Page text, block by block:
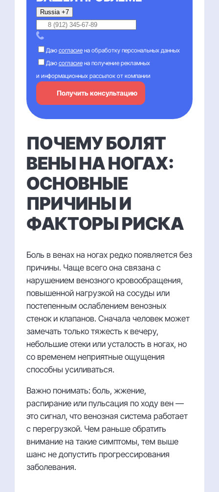
Russia +7
Даю согласиена обработку персональных данных
Даю согласиена получение рекламных
и информационных рассылок от компании
Получить консультацию
ПОЧЕМУ БОЛЯТ
ВЕНЫ НА НОГАХ:
ОСНОВНЫЕ
ПРИЧИНЫ И
ФАКТОРЫ РИСКА
Боль в венах на ногах редко появляется без
причины. Чаще всего она связана с
нарушением венозного кровообращения,
повышенной нагрузкой на сосуды или
постепенным ослаблением венозных
стенок и клапанов. Сначала человек может
замечать только тяжесть к вечеру,
небольшие отеки или усталость в ногах, но
со временем неприятные ощущения
способны усиливаться.
Важно понимать: боль, жжение,
распирание или пульсация по ходу вен —
это сигнал, что венозная система работает
с перегрузкой. Чем раньше обратить
внимание на такие симптомы, тем выше
шанс не допустить прогрессирования
заболевания.